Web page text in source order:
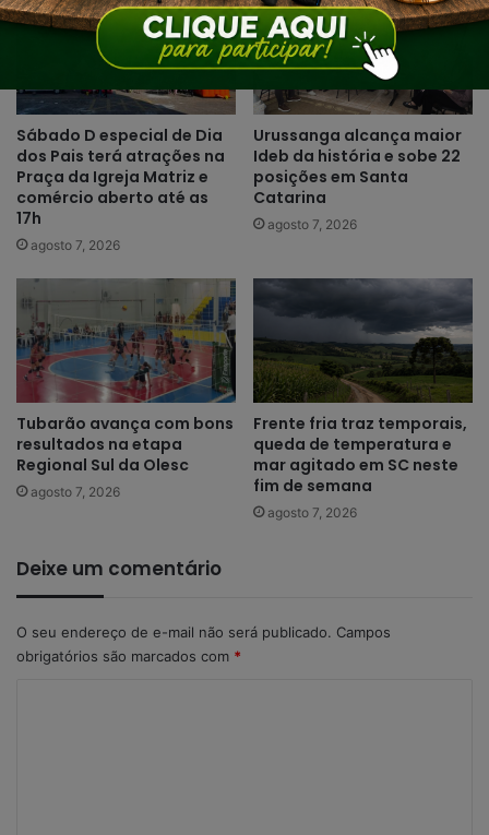
Sábado D especial de Dia
dos Pais terá atrações na
Praça da Igreja Matriz e
comércio aberto até as
17h
agosto 7, 2026
Urussanga alcança maior
Ideb da história e sobe 22
posições em Santa
Catarina
agosto 7, 2026
Tubarão avança com bons
resultados na etapa
Regional Sul da Olesc
agosto 7, 2026
Frente fria traz temporais,
queda de temperatura e
mar agitado em SC neste
fim de semana
agosto 7, 2026
Deixe um comentário
O seu endereço de e-mail não será publicado. Campos
obrigatórios são marcados com *